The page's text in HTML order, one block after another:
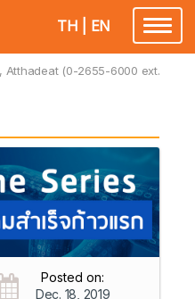
TH EN
Atthadeat (0-2655-6000 ext.
Posted on:
Dec. 18, 2019